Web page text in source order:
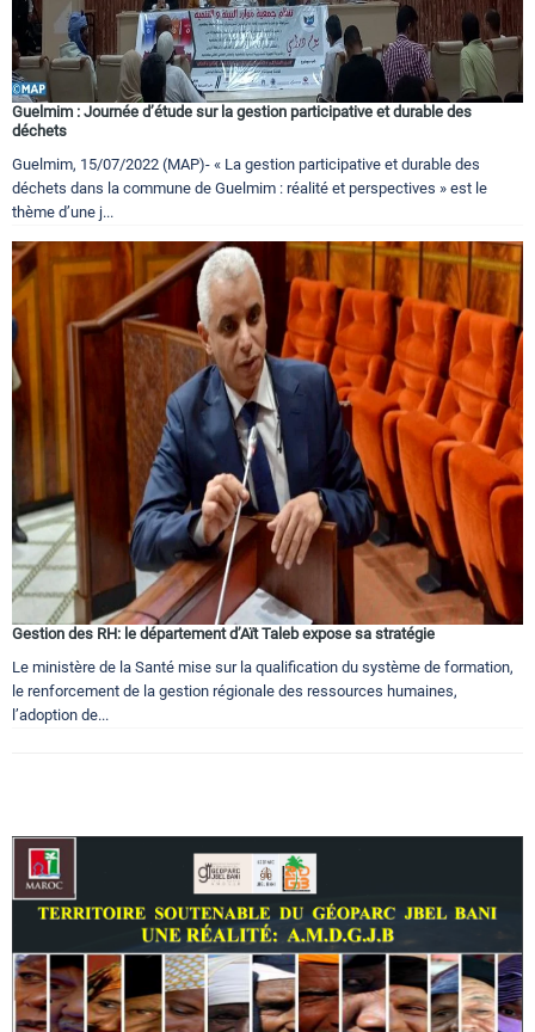
Guelmim : Journée d’étude sur la gestion participative et durable des
déchets
Guelmim, 15/07/2022 (MAP)- « La gestion participative et durable des
déchets dans la commune de Guelmim : réalité et perspectives » est le
thème d’une j...
Gestion des RH: le département d’Aït Taleb expose sa stratégie
Le ministère de la Santé mise sur la qualification du système de formation,
le renforcement de la gestion régionale des ressources humaines,
l’adoption de...